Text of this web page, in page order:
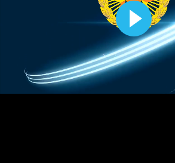
Sumqayıtda qatar